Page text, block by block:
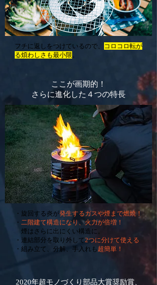
フチに返しをつけているので、
コロコロ転が
る煩わしさも最小限。
ここが画期的！
さらに進化した４つの特長
・旋回する炎が発生するガスや煙まで燃焼！
・ 二階建て構造になり、火力が倍増！
煙はさらに出にくい構造に。
・連結部分を取り外して2つに分けて使える
・組み立て、分解、手入れも 超簡単！
2020年超モノづくり部品大賞奨励賞、